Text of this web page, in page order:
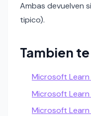
Ambas devuelven
tipico).
Tambien
Microsoft Learn
Microsoft Learn
Microsoft Learn